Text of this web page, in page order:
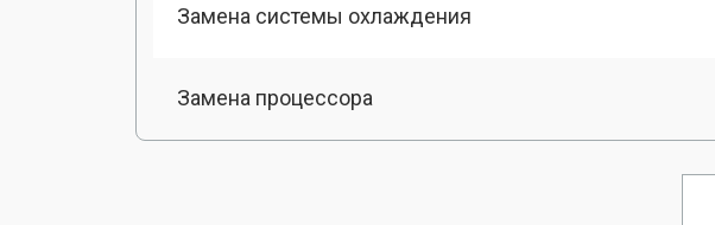
Замена системы охлаждения
Замена процессора